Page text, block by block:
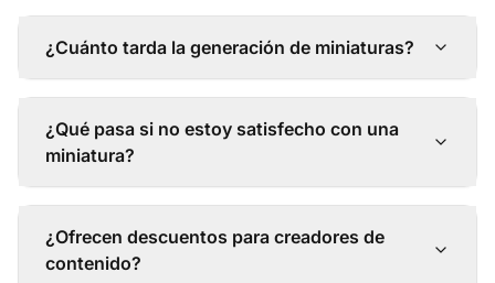
¿Cuánto tarda la generación de miniaturas?
¿Qué pasa si no estoy satisfecho con una
miniatura?
¿Ofrecen descuentos para creadores de
contenido?